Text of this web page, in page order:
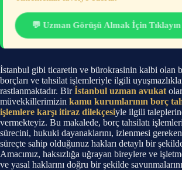
💬 Uzman Görüşü Almak İçin Tıklayın
İstanbul gibi ticaretin ve bürokrasinin kalbi olan
borçları ve tahsilat işlemleriyle ilgili
rastlanmaktadır. Birİstanbul uzman avukat
müvekkillerimizin kamu kurumlarının borç
işlemlere karşı itiraz dilekçesiyle ilgili
vermekteyiz. Bu makalede, borç tahsilatı
sürecini, hukuki dayanaklarını, izlenmesi gereken
süreçte sahip olduğunuz hakları detaylı bir
Amacımız, haksızlığa uğrayan bireylere ve
ve yasal haklarını doğru bir şekilde